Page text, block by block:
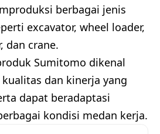
berbagai jenis
excavator, wheel loader,
dan crane.
Sumitomo dikenal
dan kinerja yang
dapat beradaptasi
kondisi medan kerja.